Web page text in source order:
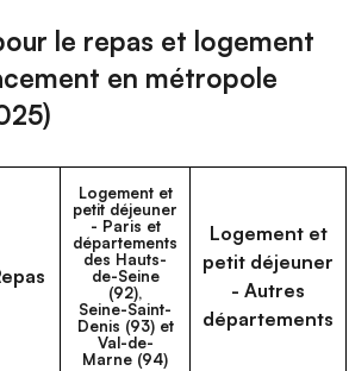
le repas et logement
en métropole
Logement et
petit déjeuner
- Paris et
départements
des Hauts-
de-Seine
(92),
Seine-Saint-
Denis (93) et
Val-de-
Marne (94)
Logement et
petit déjeuner
- Autres
départements